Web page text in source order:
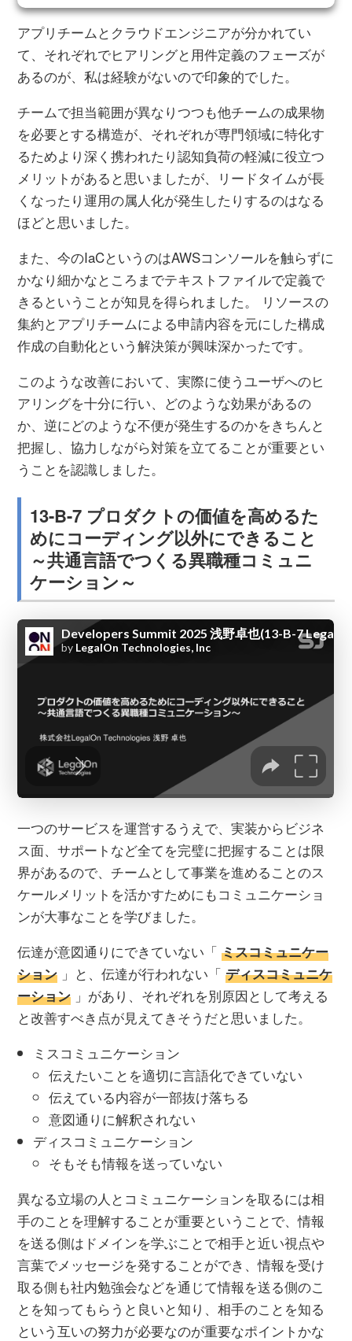
アプリチームとクラウドエンジニアが分かれてい
て、それぞれでヒアリングと用件定義のフェーズが
あるのが、私は経験がないので印象的でした。
チームで担当範囲が異なりつつも他チームの成果物
を必要とする構造が、それぞれが専門領域に特化す
るためより深く携われたり認知負荷の軽減に役立つ
メリットがあると思いましたが、リードタイムが長
くなったり運用の属人化が発生したりするのはなる
ほどと思いました。
また、今のIaCというのはAWSコンソールを触らずに
かなり細かなところまでテキストファイルで定義で
きるということが知見を得られました。 リソースの
集約とアプリチームによる申請内容を元にした構成
作成の自動化という解決策が興味深かったです。
このような改善において、実際に使うユーザへのヒ
アリングを十分に行い、どのような効果があるの
か、逆にどのような不便が発生するのかをきちんと
把握し、協力しながら対策を立てることが重要とい
うことを認識しました。
13-B-7 プロダクトの価値を高めるた
めにコーディング以外にできること
～共通言語でつくる異職種コミュニ
ケーション～
一つのサービスを運営するうえで、実装からビジネ
ス面、サポートなど全てを完璧に把握することは限
界があるので、チームとして事業を進めることのス
ケールメリットを活かすためにもコミュニケーショ
ンが大事なことを学びました。
伝達が意図通りにできていない「ミスコミュニケー
ション 」と、伝達が行われない「ディスコミュニケ
ーション 」があり、それぞれを別原因として考える
と改善すべき点が見えてきそうだと思いました。
ミスコミュニケーション
伝えたいことを適切に言語化できていない
伝えている内容が一部抜け落ちる
意図通りに解釈されない
ディスコミュニケーション
そもそも情報を送っていない
異なる立場の人とコミュニケーションを取るには相
手のことを理解することが重要ということで、情報
を送る側はドメインを学ぶことで相手と近い視点や
言葉でメッセージを発することができ、情報を受け
取る側も社内勉強会などを通じて情報を送る側のこ
とを知ってもらうと良いと知り、相手のことを知る
という互いの努力が必要なのが重要なポイントかな